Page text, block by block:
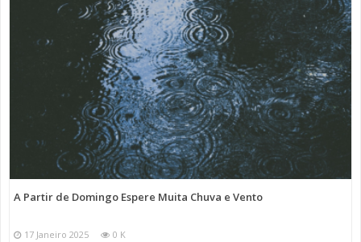
A Partir de Domingo Espere Muita Chuva e Vento
17 Janeiro 2025 0 K